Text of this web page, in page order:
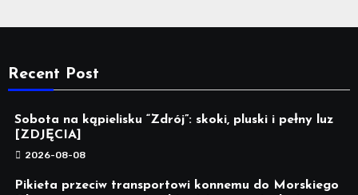
Recent Post
Sobota na kąpielisku “Zdrój”: skoki, pluski i pełny luz
[ZDJĘCIA]
2026-08-08
Pikieta przeciw transportowi konnemu do Morskiego